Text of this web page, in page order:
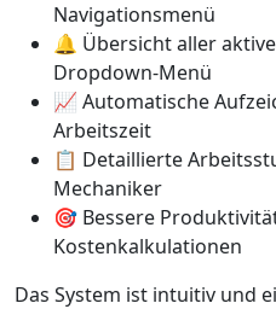
Navigationsmenü
🔔 Übersicht aller
Dropdown-Menü
📈 Automatische
Arbeitszeit
📋 Detaillierte
Mechaniker
🎯 Bessere
Kostenkalkulationen
Das System ist intuitiv und